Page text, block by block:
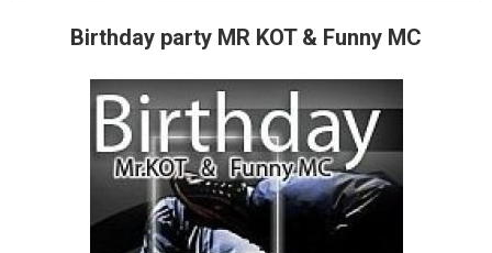
Birthday party MR KOT & Funny MC